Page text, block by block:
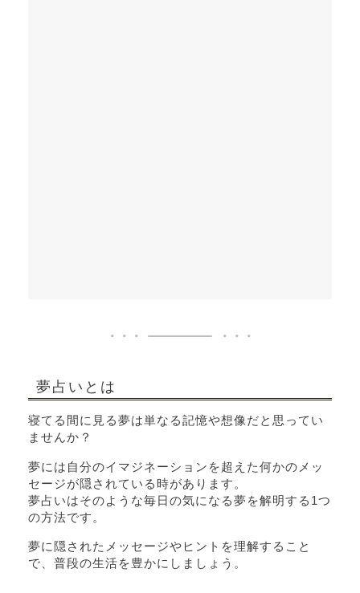
夢占いとは
寝てる間に見る夢は単なる記憶や想像だと思ってい
ませんか？
夢には自分のイマジネーションを超えた何かのメッ
セージが隠されている時があります。
夢占いはそのような毎日の気になる夢を解明する1つ
の方法です。
夢に隠されたメッセージやヒントを理解すること
で、普段の生活を豊かにしましょう。